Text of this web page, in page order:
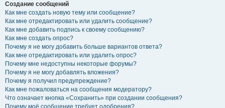
Создание сообщений
Как мне создать новую тему или сообщение?
Как мне отредактировать или удалить сообщение?
Как мне добавить подпись к своему сообщению?
Как мне создать опрос?
Почему я не могу добавить больше вариантов ответа?
Как мне отредактировать или удалить опрос?
Почему мне недоступны некоторые форумы?
Почему я не могу добавлять вложения?
Почему я получил предупреждение?
Как мне пожаловаться на сообщения модератору?
Что означает кнопка «Сохранить» при создании сообщения?